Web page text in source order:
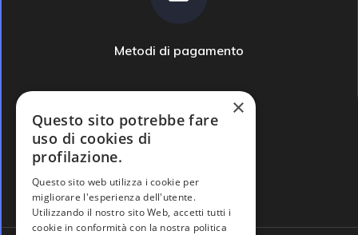
Metodi di pagamento
Domande frequenti
×
Questo sito potrebbe fare
uso di cookies di
profilazione.
Questo sito web utilizza i cookie per
migliorare l'esperienza dell'utente.
Utilizzando il nostro sito Web, accetti tutti i
cookie in conformità con la nostra politica